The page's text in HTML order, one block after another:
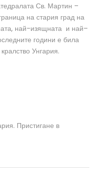
Св. Мартин –
на стария град на
най-изящната и най–
години е била
Унгария.
Пристигане в